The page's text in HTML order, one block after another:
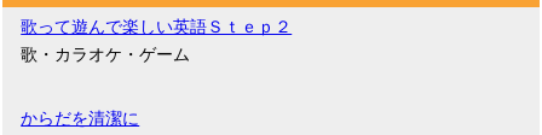
歌って遊んで楽しい英語Ｓｔｅｐ２
歌・カラオケ・ゲーム
からだを清潔に